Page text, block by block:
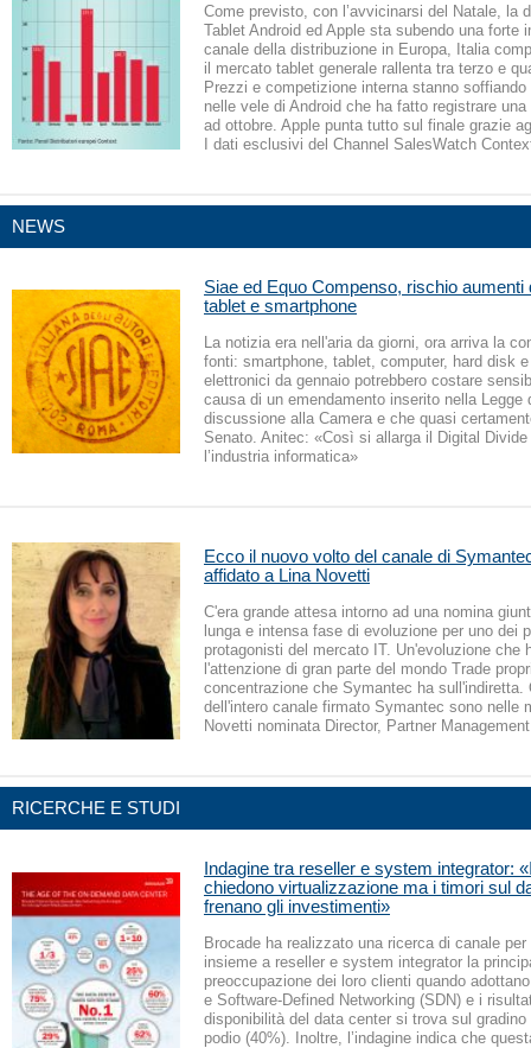
Come previsto, con l’avvicinarsi del Natale, la
Tablet Android ed Apple sta subendo una forte
canale della distribuzione in Europa, Italia
il mercato tablet generale rallenta tra terzo e
Prezzi e competizione interna stanno
nelle vele di Android che ha fatto registrare
ad ottobre. Apple punta tutto sul finale grazie
I dati esclusivi del Channel SalesWatch
NEWS
Siae ed Equo Compenso, rischio aumenti
tablet e smartphone
La notizia era nell'aria da giorni, ora arriva la
fonti: smartphone, tablet, computer, hard disk
elettronici da gennaio potrebbero costare
causa di un emendamento inserito nella Legge
discussione alla Camera e che quasi
Senato. Anitec: «Così si allarga il Digital
l’industria informatica»
Ecco il nuovo volto del canale di
affidato a Lina Novetti
C'era grande attesa intorno ad una nomina
lunga e intensa fase di evoluzione per uno dei
protagonisti del mercato IT. Un'evoluzione che
l'attenzione di gran parte del mondo Trade
concentrazione che Symantec ha sull'indiretta.
dell'intero canale firmato Symantec sono nelle
Novetti nominata Director, Partner
RICERCHE E STUDI
Indagine tra reseller e system integrator:
chiedono virtualizzazione ma i timori sul
frenano gli investimenti»
Brocade ha realizzato una ricerca di canale per
insieme a reseller e system integrator la
preoccupazione dei loro clienti quando
e Software-Defined Networking (SDN) e i
disponibilità del data center si trova sul gradino
podio (40%). Inoltre, l’indagine indica che